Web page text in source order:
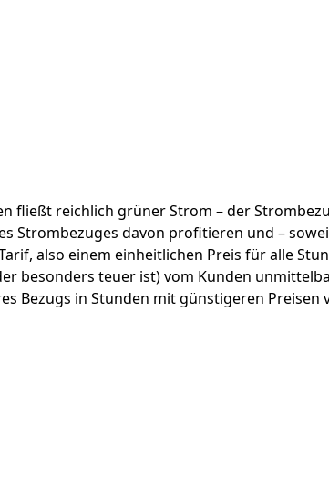
fließt reichlich grüner Strom – der
Strombezuges davon profitieren und –
also einem einheitlichen Preis für alle
besonders teuer ist) vom Kunden
Bezugs in Stunden mit günstigeren Preisen